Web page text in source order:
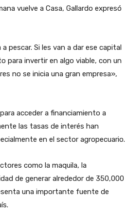
vuelve a Casa, Gallardo expresó
pescar. Si les van a dar ese capital
para invertir en algo viable, con un
no se inicia una gran empresa»,
acceder a financiamiento a
las tasas de interés han
en el sector agropecuario.
como la maquila, la
de generar alrededor de 350,000
una importante fuente de